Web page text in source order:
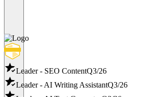
Leader - SEO ContentQ3/26
Leader - AI Writing AssistantQ3/26